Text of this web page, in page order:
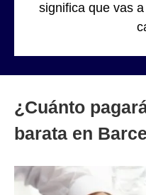
significa que vas
¿Cuánto
barata en